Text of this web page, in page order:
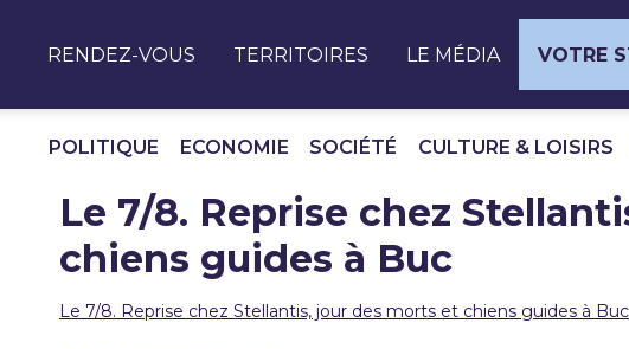
RENDEZ-VOUS TERRITOIRES LE MÉDIA VOTRE
POLITIQUE ECONOMIE SOCIÉTÉ CULTURE & LOISIRS
Le 7/8. Reprise chez
chiens guides à Buc
Le 7/8. Reprise chez Stellantis, jour des morts et chiens guides à Buc